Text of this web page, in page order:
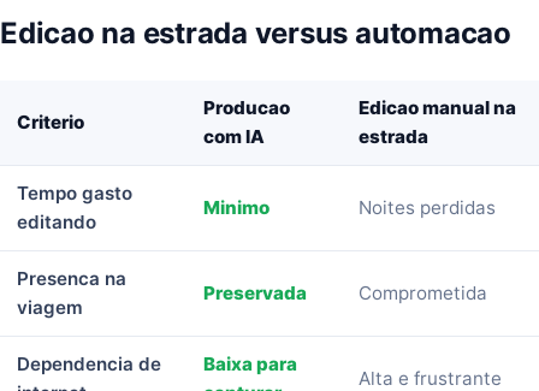
Edicao na estrada versus automacao
Criterio
Producao
com IA
Edicao manual na
estrada
Tempo gasto
editando
Minimo Noites perdidas
Presenca na
viagem
Preservada Comprometida
Dependencia de
Baixa para
Alta e frustrante